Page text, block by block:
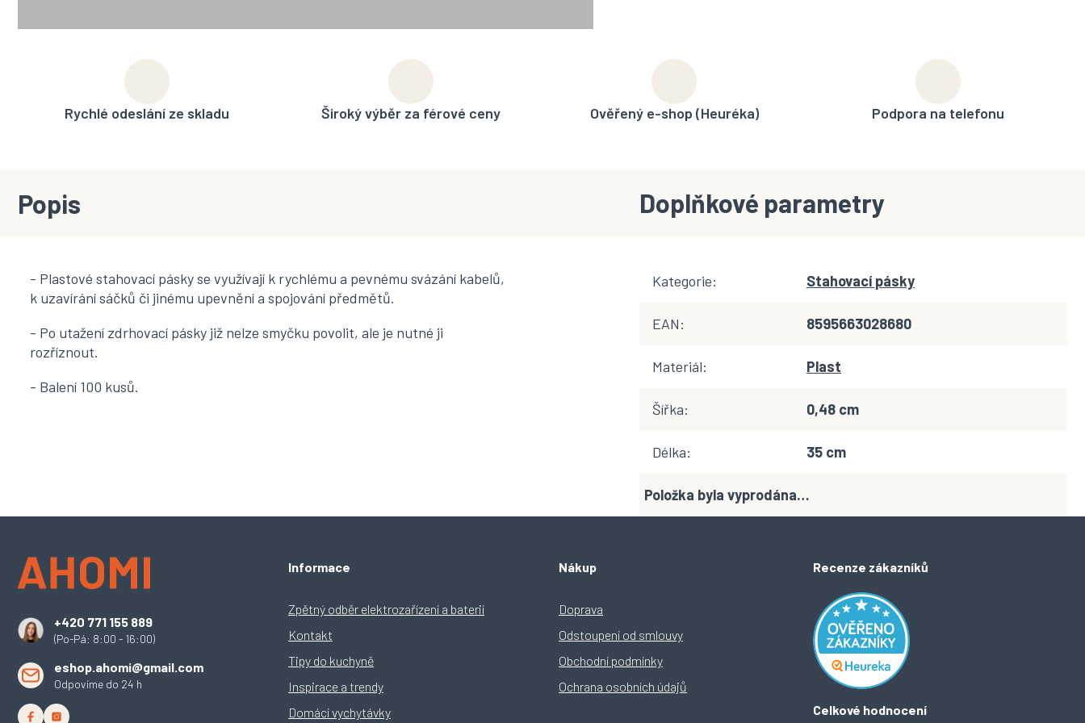
Rychlé odeslání ze skladu Široký výběr za férové ceny Ověřený e-shop (Heuréka) Podpora na telefonu
Popis
- Plastové stahovací pásky se využívají k rychlému a pevnému svázání kabelů,
k uzavírání sáčků či jinému upevnění a spojování předmětů.
- Po utažení zdrhovací pásky již nelze smyčku povolit, ale je nutné ji
rozříznout.
- Balení 100 kusů.
Doplňkové parametry
Kategorie: Stahovací pásky
EAN: 8595663028680
Materiál: Plast
Šířka: 0,48 cm
Délka: 35 cm
Položka byla vyprodána…
+420 771 155 889
(Po-Pá: 8:00 - 16:00)
eshop.ahomi@gmail.com
Odpovíme do 24 h
Informace
Zpětný odběr elektrozařízení a baterií
Kontakt
Tipy do kuchyně
Inspirace a trendy
Domácí vychytávky
Nákup
Doprava
Odstoupení od smlouvy
Obchodní podmínky
Ochrana osobních údajů
Recenze zákazníků
Celkové hodnocení